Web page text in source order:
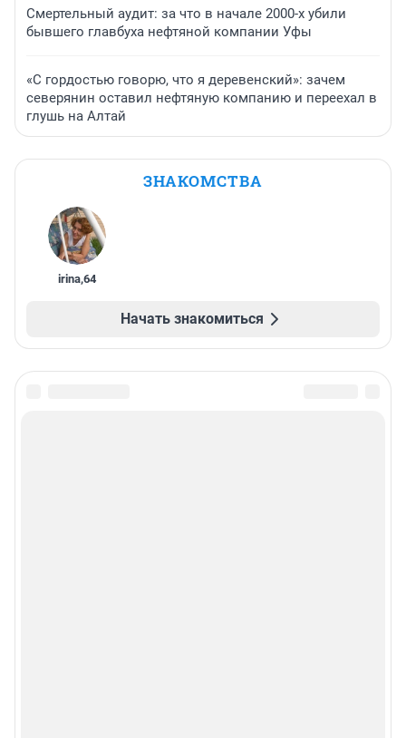
Смертельный аудит: за что в начале 2000-х убили
бывшего главбуха нефтяной компании Уфы
«С гордостью говорю, что я деревенский»: зачем
северянин оставил нефтяную компанию и переехал в
глушь на Алтай
ЗНАКОМСТВА
irina,64
Начать знакомиться